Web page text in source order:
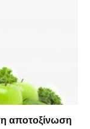
αποτοξίνωση